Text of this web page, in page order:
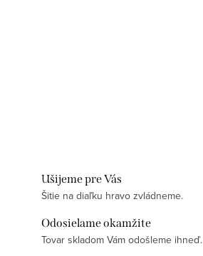
Ušijeme pre Vás
Šitie na diaľku hravo zvládneme.
Odosielame okamžite
Tovar skladom Vám odošleme ihneď.